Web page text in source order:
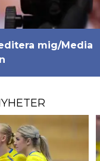
mig/Media